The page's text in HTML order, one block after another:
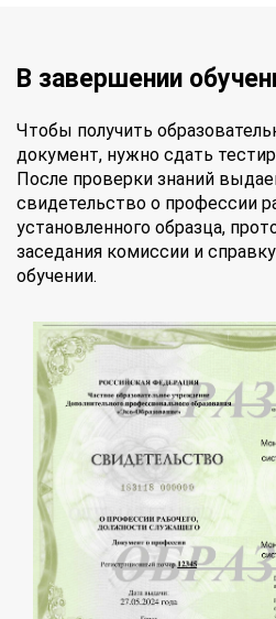
В завершении
Чтобы получить
документ, нужно сдать
После проверки знаний
свидетельство о профессии
установленного образца,
заседания комиссии и
обучении.